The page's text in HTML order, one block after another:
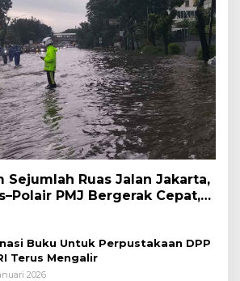
Sejumlah Ruas Jalan Jakarta,
PMJ Bergerak Cepat,
Personel Secara
Buku Untuk Perpustakaan DPP
Terus Mengalir
2026